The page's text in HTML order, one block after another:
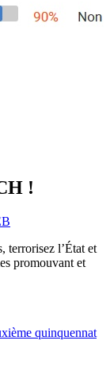
!
terrorisez l’État et
promouvant et
quinquennat